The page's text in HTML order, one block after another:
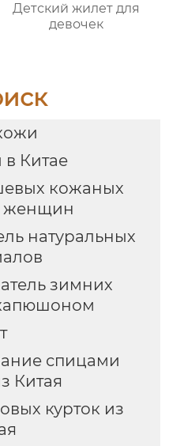
Детский жилет для
девочек
Китае
кожаных
женщин
натуральных
зимних
спицами
Китая
курток из